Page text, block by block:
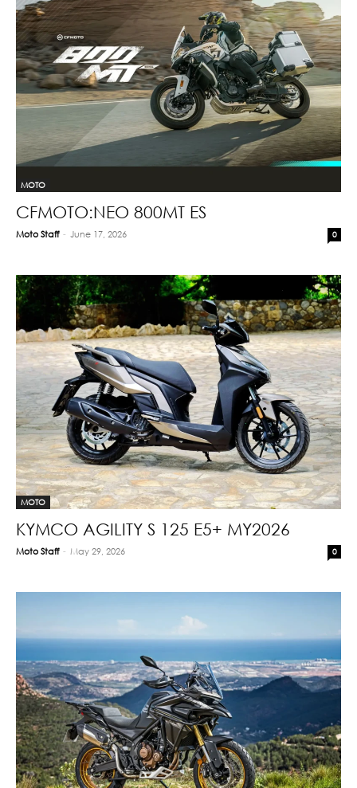
MOTO
CFMOTO:ΝΕΟ 800ΜΤ ES
Moto Staff - June 17, 2026 0
MOTO
KYMCO AGILITY S 125 E5+ MY2026
Moto Staff - May 29, 2026 0